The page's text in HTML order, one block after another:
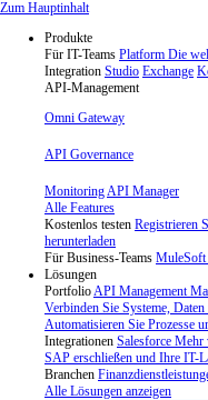
Skip
content
Zum Hauptinhalt
Produkte
Für IT-Teams Platform Die
Integration Studio Exchange
API-Management
Omni Gateway
API Governance
MonitoringAPI Manager
Alle Features
Kostenlos testen Registrieren
herunterladen
Für Business-Teams MuleSoft
Lösungen
PortfolioAPI Management
Verbinden Sie Systeme,
Automatisieren Sie Prozesse
Integrationen Salesforce Mehr
SAP erschließen und Ihre IT-
Branchen
Alle Lösungen anzeigen